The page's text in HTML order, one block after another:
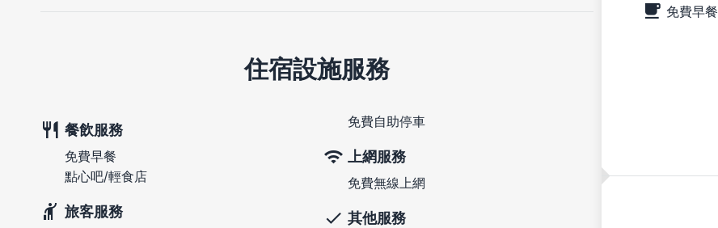
免費早餐
住宿設施服務
餐飲服務
免費早餐
點心吧/輕食店
旅客服務
免費自助停車
上網服務
免費無線上網
其他服務